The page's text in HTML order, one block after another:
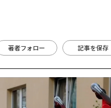
著者フォロー 記事を保存